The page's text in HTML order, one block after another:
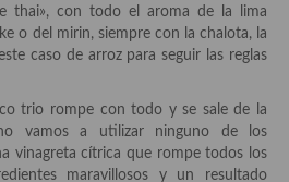
sándwich, emparedados, tostas y
thai», con todo el aroma de la lima
o del mirin, siempre con la chalota, la
caso de arroz para seguir las reglas
trio rompe con todo y se sale de la
vamos a utilizar ninguno de los
vinagreta cítrica que rompe todos los
maravillosos y un resultado